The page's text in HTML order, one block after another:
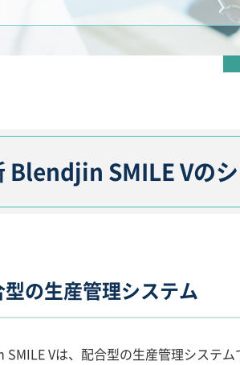
Blendjin SMILE Vの
型の生産管理システム
Vは、配合型の生産管理システ